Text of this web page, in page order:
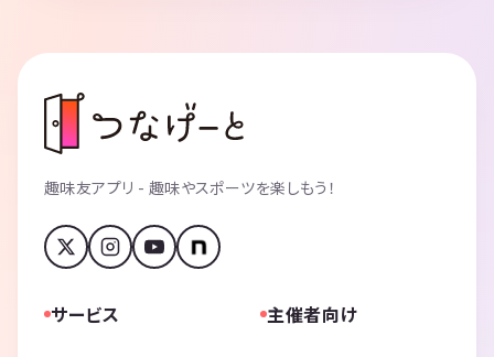
趣味友アプリ - 趣味やスポーツを楽しもう！
サービス 主催者向け